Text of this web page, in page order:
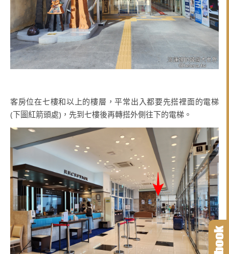
客房位在七樓和以上的樓層，平常出入都要先搭裡面的電梯
(下圖紅箭頭處)，先到七樓後再轉搭外側往下的電梯。